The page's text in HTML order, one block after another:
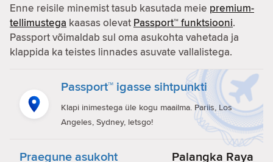
Enne reisile minemist tasub kasutada meie premium-
tellimustega kaasas olevat Passport™ funktsiooni.
Passport võimaldab sul oma asukohta vahetada ja
klappida ka teistes linnades asuvate vallalistega.
Passport™ igasse sihtpunkti
Klapi inimestega üle kogu maailma. Pariis, Los
Angeles, Sydney, letsgo!
Praegune asukoht Palangka Raya